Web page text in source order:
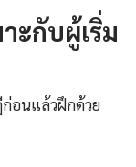
ะกับผู้เริ่ม
อนแล้วฝึกด้วย